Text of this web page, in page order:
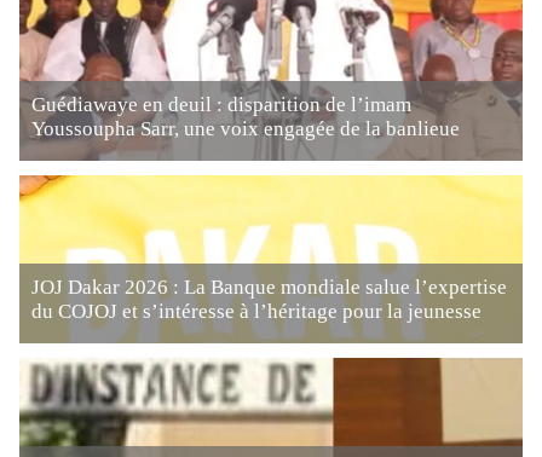
Guédiawaye en deuil : disparition de l’imam
Youssoupha Sarr, une voix engagée de la banlieue
JOJ Dakar 2026 : La Banque mondiale salue l’expertise
du COJOJ et s’intéresse à l’héritage pour la jeunesse